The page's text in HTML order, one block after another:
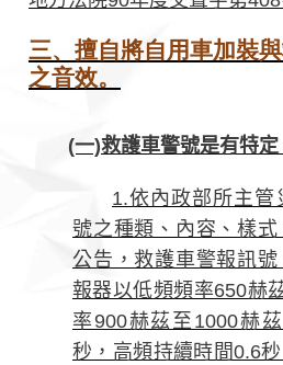
三、擅自將自用車加裝
之音效。
(一)救護車警號是有特定
1.依內政部所主
號之種類、內容、樣
公告，救護車警報訊
報器以低頻頻率650赫
率900赫茲至1000赫
秒，高頻持續時間0.6